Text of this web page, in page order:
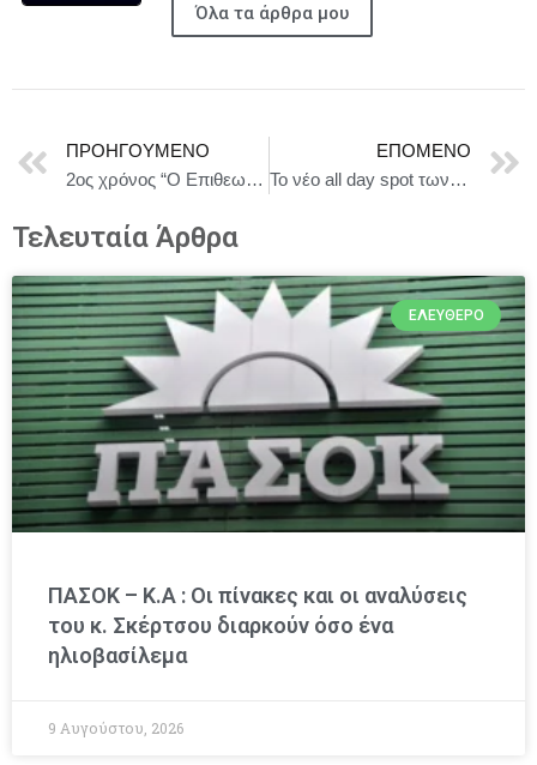
Όλα τα άρθρα μου
ΠΡΟΗΓΟΎΜΕΝΟ
2ος χρόνος “Ο Επιθεωρητής Ντρέικ και η Μαύρη Χήρα” Θέατρο ART 63 | Πρεμιέρα Παρασκευή 24 Οκτωβρίου 21:15
ΕΠΌΜΕΝΟ
To νέο all day spot των Νοτίων Προαστίων “Nola” συστήθηκε με ένα εντυπωσιακό opening party και ένα ξεσηκωτικό live από τους “Noma Band”!
Τελευταία Άρθρα
ΕΛΕΎΘΕΡΟ
ΠΑΣΟΚ – Κ.Α : Οι πίνακες και οι αναλύσεις
του κ. Σκέρτσου διαρκούν όσο ένα
ηλιοβασίλεμα
9 Αυγούστου, 2026